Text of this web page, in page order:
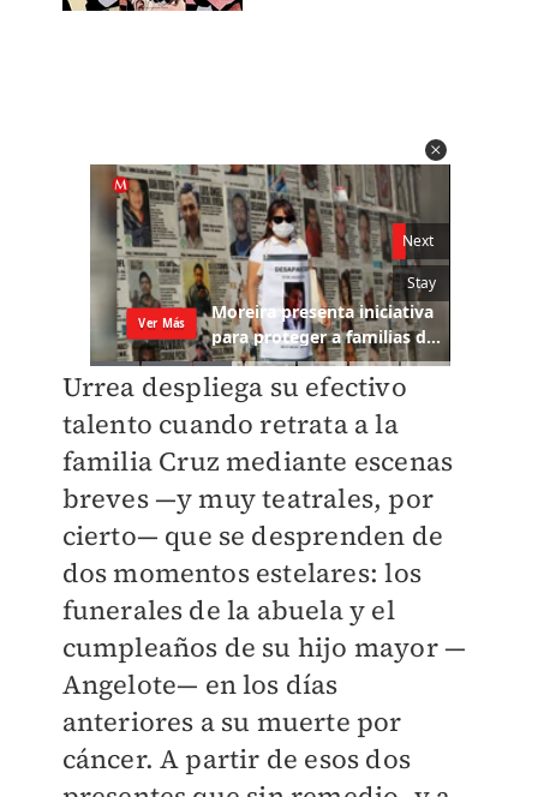
Urrea despliega su efectivo
talento cuando retrata a la
familia Cruz mediante escenas
breves —y muy teatrales, por
cierto— que se desprenden de
dos momentos estelares: los
funerales de la abuela y el
cumpleaños de su hijo mayor —
Angelote— en los días
anteriores a su muerte por
cáncer. A partir de esos dos